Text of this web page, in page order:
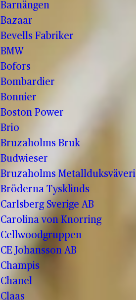
Barnängen
Bazaar
Bevells Fabriker
BMW
Bofors
Bombardier
Bonnier
Boston Power
Brio
Bruzaholms Bruk
Budwieser
Bruzaholms Metallduksväveri
Bröderna Tysklinds
Carlsberg Sverige AB
Carolina von Knorring
Cellwoodgruppen
CE Johansson AB
Champis
Chanel
Claas